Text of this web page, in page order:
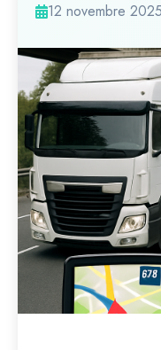
12 novembre 2025